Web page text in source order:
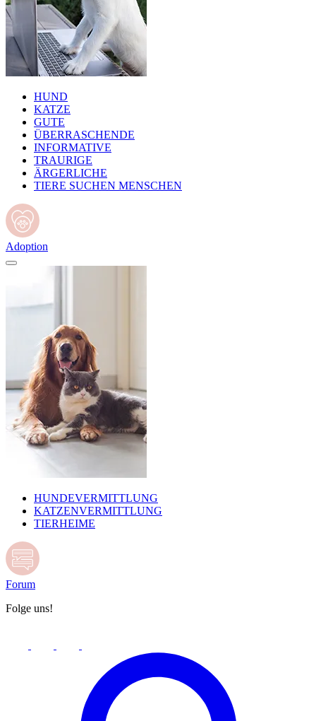
HUND
KATZE
GUTE
ÜBERRASCHENDE
INFORMATIVE
TRAURIGE
ÄRGERLICHE
TIERE SUCHEN MENSCHEN
Adoption
HUNDEVERMITTLUNG
KATZENVERMITTLUNG
TIERHEIME
Forum
Folge uns!